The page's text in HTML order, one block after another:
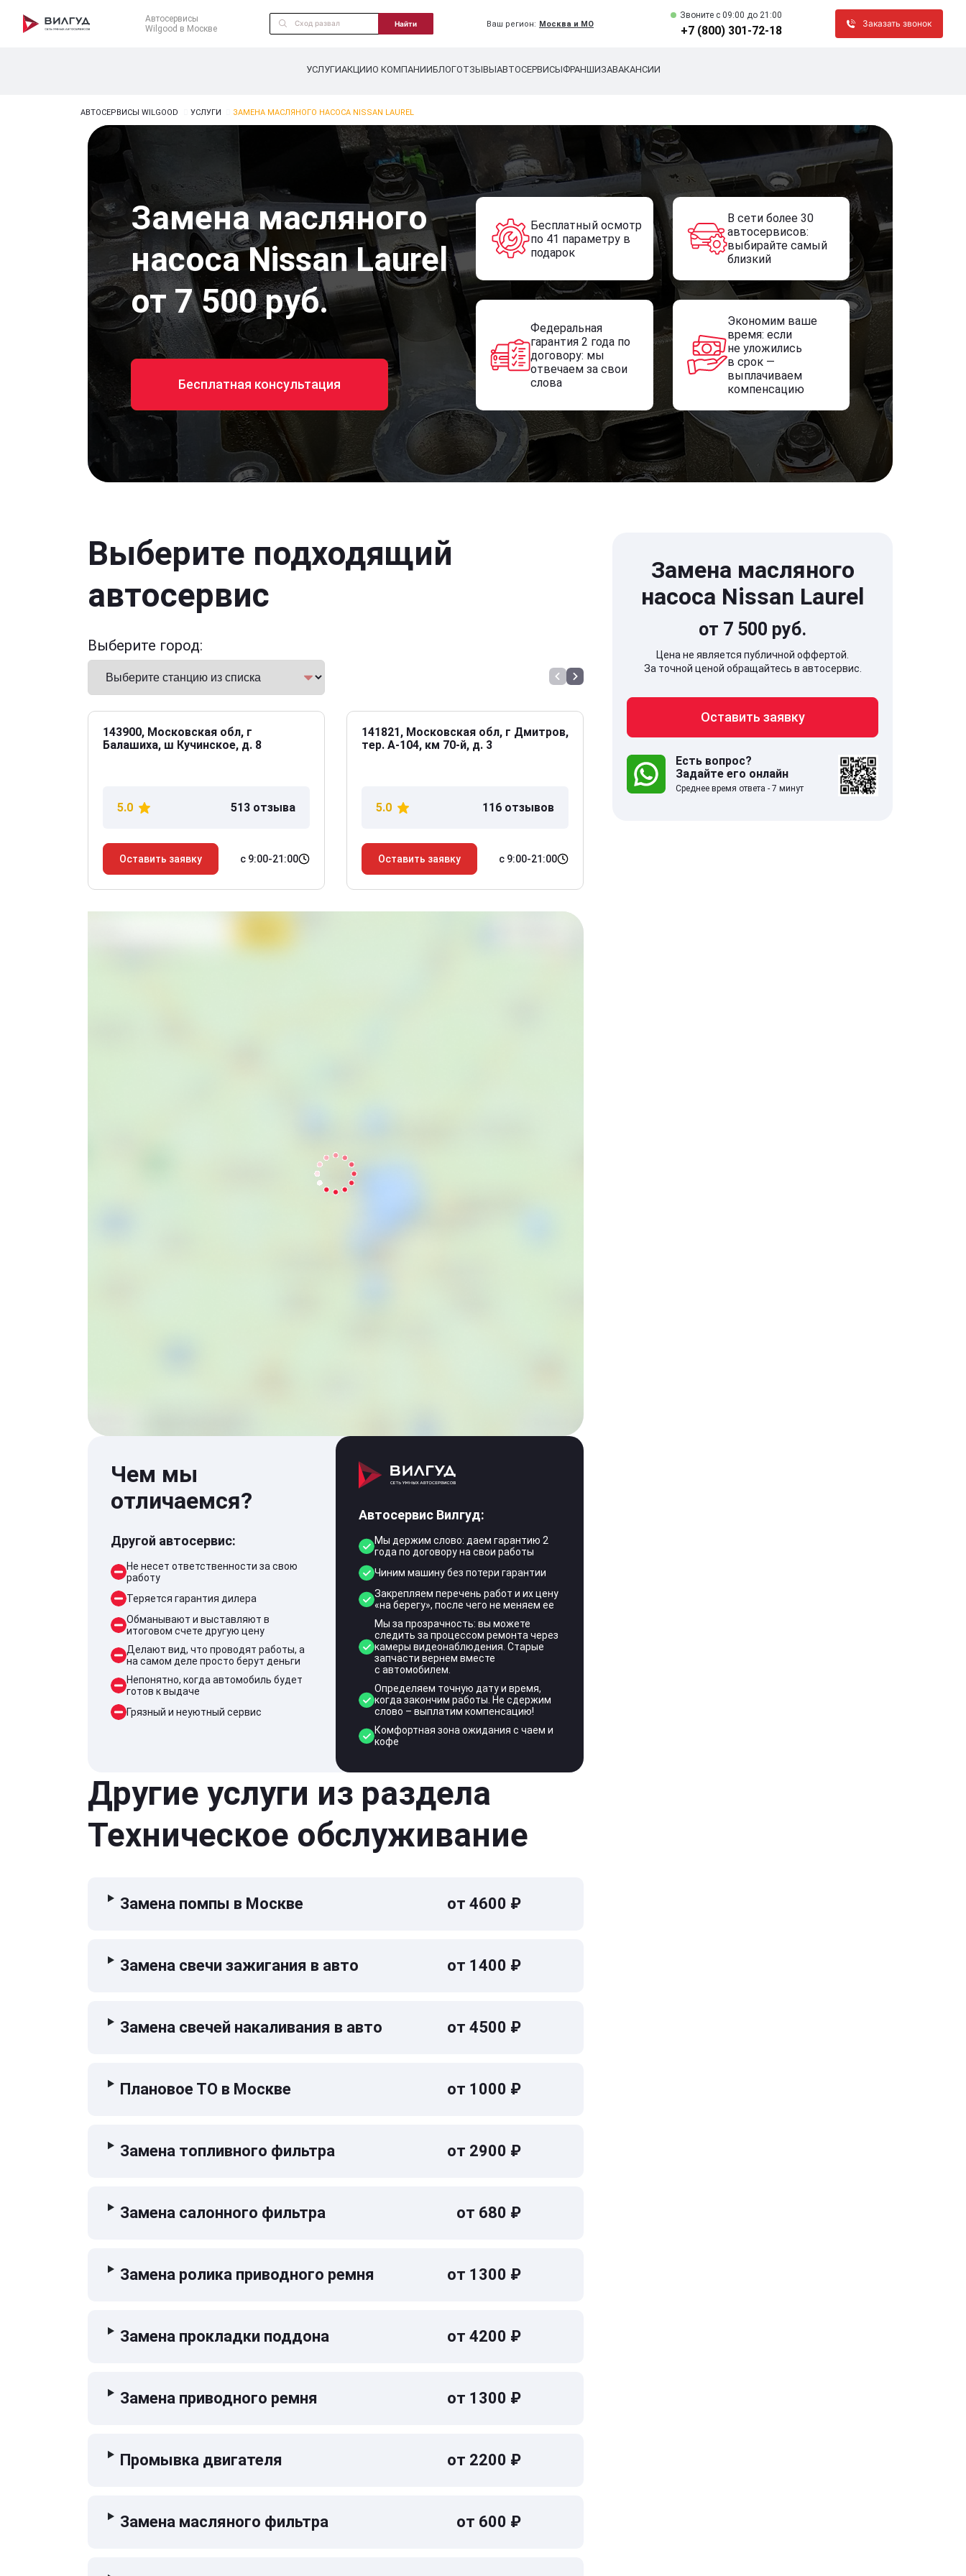
Автосервисы
Wilgood в Москве
Найти Ваш регион: Москва и МО
Звоните c 09:00 до 21:00
+7 (800) 301-72-18
Заказать звонок
УСЛУГИАКЦИИО КОМПАНИИБЛОГОТЗЫВЫАВТОСЕРВИСЫФРАНШИЗАВАКАНСИИ
АВТОСЕРВИСЫ WILGOOD УСЛУГИ ЗАМЕНА МАСЛЯНОГО НАСОСА NISSAN LAUREL
Замена масляного
насоса Nissan Laurel
от 7 500 руб.
Бесплатная консультация
Бесплатный осмотр
по 41 параметру в
подарок
В сети более 30
автосервисов:
выбирайте самый
близкий
Федеральная
гарантия 2 года по
договору: мы
отвечаем за свои
слова
Экономим ваше
время: если
не уложились
в срок —
выплачиваем
компенсацию
Выберите подходящий
автосервис
Выберите город:
143900, Московская обл, г
Балашиха, ш Кучинское, д. 8
5.0 513 отзыва
Оставить заявку с 9:00-21:00
141821, Московская обл, г Дмитров,
тер. А-104, км 70-й, д. 3
5.0 116 отзывов
Оставить заявку с 9:00-21:00
141707, Московская обл,
дом 5
Чем мы
отличаемся?
Другой автосервис:
Не несет ответственности за свою
работу
Теряется гарантия дилера
Обманывают и выставляют в
итоговом счете другую цену
Делают вид, что проводят работы, а
на самом деле просто берут деньги
Непонятно, когда автомобиль будет
готов к выдаче
Грязный и неуютный сервис
Автосервис Вилгуд:
Мы держим слово: даем гарантию 2
года по договору на свои работы
Чиним машину без потери гарантии
Закрепляем перечень работ и их цену
«на берегу», после чего не меняем ее
Мы за прозрачность: вы можете
следить за процессом ремонта через
камеры видеонаблюдения. Старые
запчасти вернем вместе
с автомобилем.
Определяем точную дату и время,
когда закончим работы. Не сдержим
слово – выплатим компенсацию!
Комфортная зона ожидания с чаем и
кофе
Другие услуги из раздела
Техническое обслуживание
Замена помпы в Москве от 4600 ₽
Замена свечи зажигания в авто от 1400 ₽
Замена свечей накаливания в авто от 4500 ₽
Плановое ТО в Москве от 1000 ₽
Замена топливного фильтра от 2900 ₽
Замена салонного фильтра от 680 ₽
Замена ролика приводного ремня от 1300 ₽
Замена прокладки поддона от 4200 ₽
Замена приводного ремня от 1300 ₽
Промывка двигателя от 2200 ₽
Замена масляного фильтра от 600 ₽
Замена масляного
насоса Nissan Laurel
от 7 500 руб.
Цена не является публичной оффертой.
За точной ценой обращайтесь в автосервис.
Оставить заявку
Есть вопрос?
Задайте его онлайн
Среднее время ответа - 7 минут